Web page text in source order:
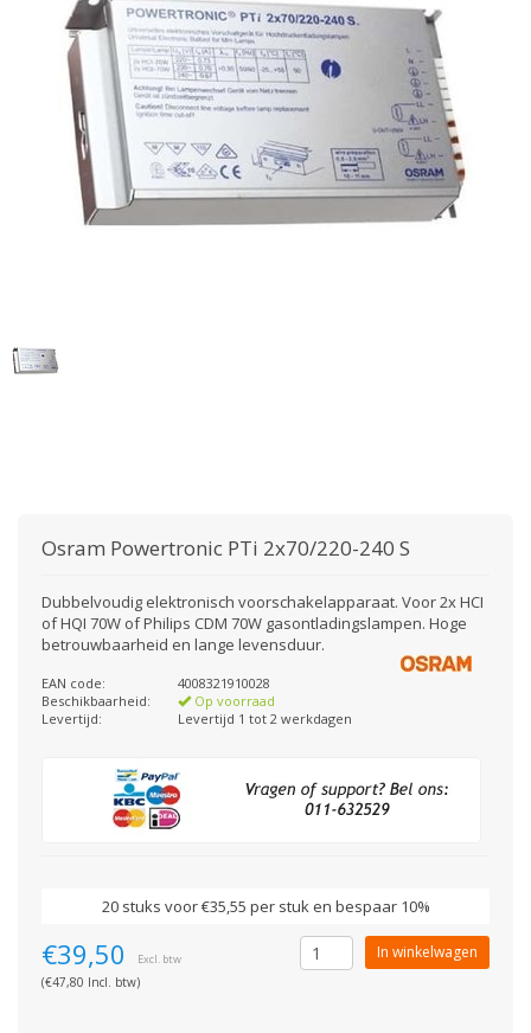
Osram Powertronic PTi 2x70/220-240 S
Dubbelvoudig elektronisch voorschakelapparaat. Voor 2x HCI
of HQI 70W of Philips CDM 70W gasontladingslampen. Hoge
betrouwbaarheid en lange levensduur.
EAN code:
4008321910028
Beschikbaarheid:
Op voorraad
Levertijd:
Levertijd 1 tot 2 werkdagen
20 stuks voor €35,55 per stuk en bespaar 10%
€39,50 Excl. btw
(€47,80 Incl. btw)
In winkelwagen